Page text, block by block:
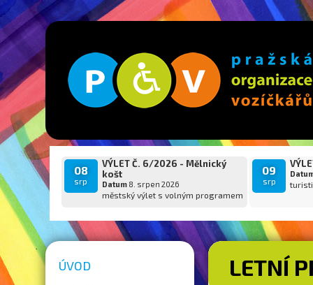
08
srp
VÝLET Č. 6/2026 - Mělnický
košt
Datum8. srpen 2026
městský výlet s volným programem
09
srp
ÚVOD
LETNÍ